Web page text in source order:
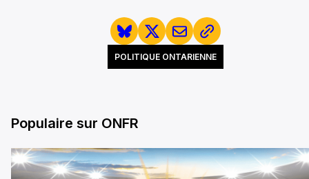
POLITIQUE ONTARIENNE
Populaire sur ONFR